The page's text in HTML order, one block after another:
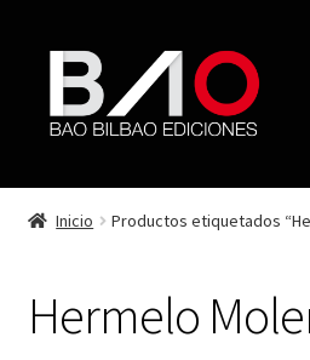
TIENDA
AUTORES
Inicio Productos etiquetados
Hermelo